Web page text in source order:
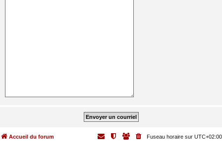
Accueil du forum Fuseau horaire sur UTC+02:00